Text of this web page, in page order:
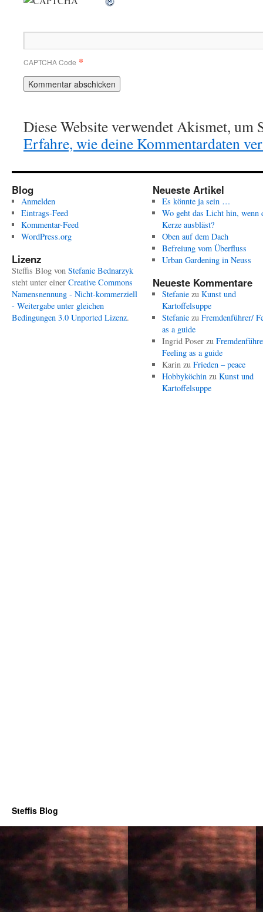
CAPTCHA Code *
Diese Website verwendet Akismet, um
Erfahre, wie deine Kommentardaten
Blog
Anmelden
Eintrags-Feed
Kommentar-Feed
WordPress.org
Lizenz
Steffis Blog von Stefanie Bednarzyk
steht unter einer Creative Commons
Namensnennung - Nicht-kommerziell
- Weitergabe unter gleichen
Bedingungen 3.0 Unported Lizenz.
Neueste Artikel
Es könnte ja sein …
Wo geht das Licht hin, wenn
Kerze ausbläst?
Oben auf dem Dach
Befreiung vom Überfluss
Urban Gardening in Neuss
Neueste Kommentare
Stefaniezu Kunst und
Kartoffelsuppe
Stefaniezu Fremdenführer/
as a guide
Ingrid Poserzu
Feeling as a guide
Karinzu Frieden – peace
Hobbyköchinzu Kunst und
Kartoffelsuppe
Steffis Blog